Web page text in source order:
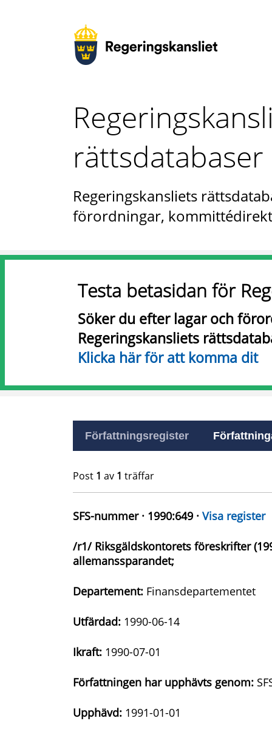
rättsdatabaser
Regeringskansliets
förordningar,
Testa betasidan för
Söker du efter lagar och
Regeringskansliets
Klicka här för att komma dit
Författningsregister
Post 1 av 1 träffar
SFS-nummer · 1990:649 · Visa register
/r1/ Riksgäldskontorets föreskrifter
allemanssparandet;
Departement: Finansdepartementet
Utfärdad: 1990-06-14
Ikraft: 1990-07-01
Författningen har upphävts genom:
Upphävd: 1991-01-01